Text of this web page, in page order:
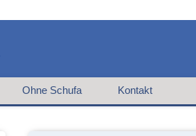
Ohne Schufa Kontakt